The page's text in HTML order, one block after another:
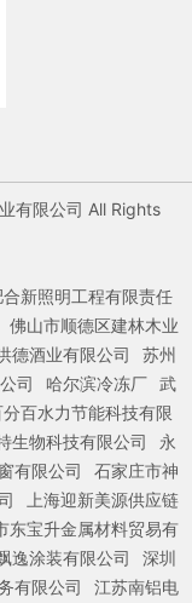
有限公司 All Rights
新照明工程有限责任
佛山市顺德区建林木业
德酒业有限公司
苏州
司 哈尔滨冷冻厂 武
百水力节能科技有限
生物科技有限公司
永
有限公司
石家庄市神
上海迎新美源供应链
东宝升金属材料贸易有
逸涂装有限公司
深圳
有限公司 江苏南铝电